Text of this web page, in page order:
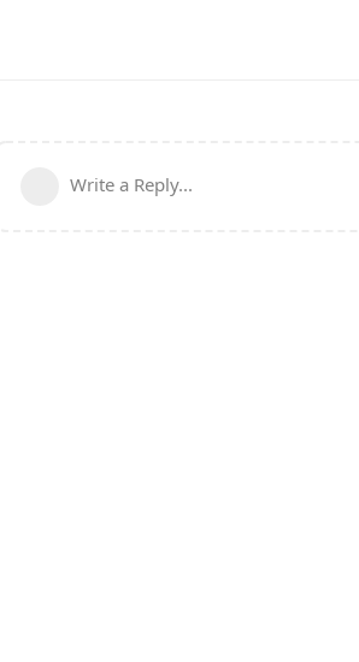
Write a Reply...